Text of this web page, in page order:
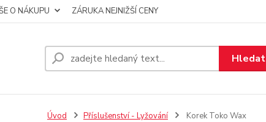
O NÁKUPU ZÁRUKA NEJNIŽŠÍ CENY
Hledat
Úvod Příslušenství - Lyžování Korek Toko Wax